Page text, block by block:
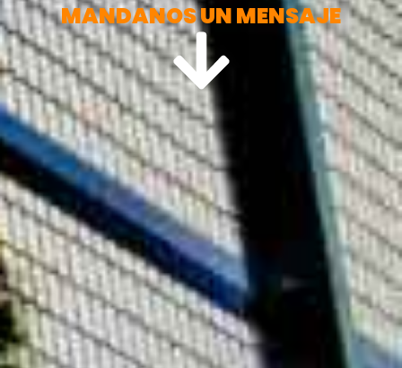
MANDANOS UN MENSAJE